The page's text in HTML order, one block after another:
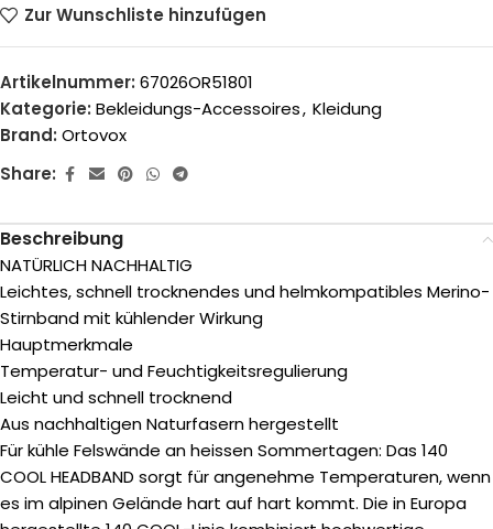
Zur Wunschliste hinzufügen
Artikelnummer: 67026OR51801
Kategorie: Bekleidungs-Accessoires, Kleidung
Brand: Ortovox
Share:
Beschreibung
NATÜRLICH NACHHALTIG
Leichtes, schnell trocknendes und helmkompatibles Merino-
Stirnband mit kühlender Wirkung
Hauptmerkmale
Temperatur- und Feuchtigkeitsregulierung
Leicht und schnell trocknend
Aus nachhaltigen Naturfasern hergestellt
Für kühle Felswände an heissen Sommertagen: Das 140
COOL HEADBAND sorgt für angenehme Temperaturen, wenn
es im alpinen Gelände hart auf hart kommt. Die in Europa